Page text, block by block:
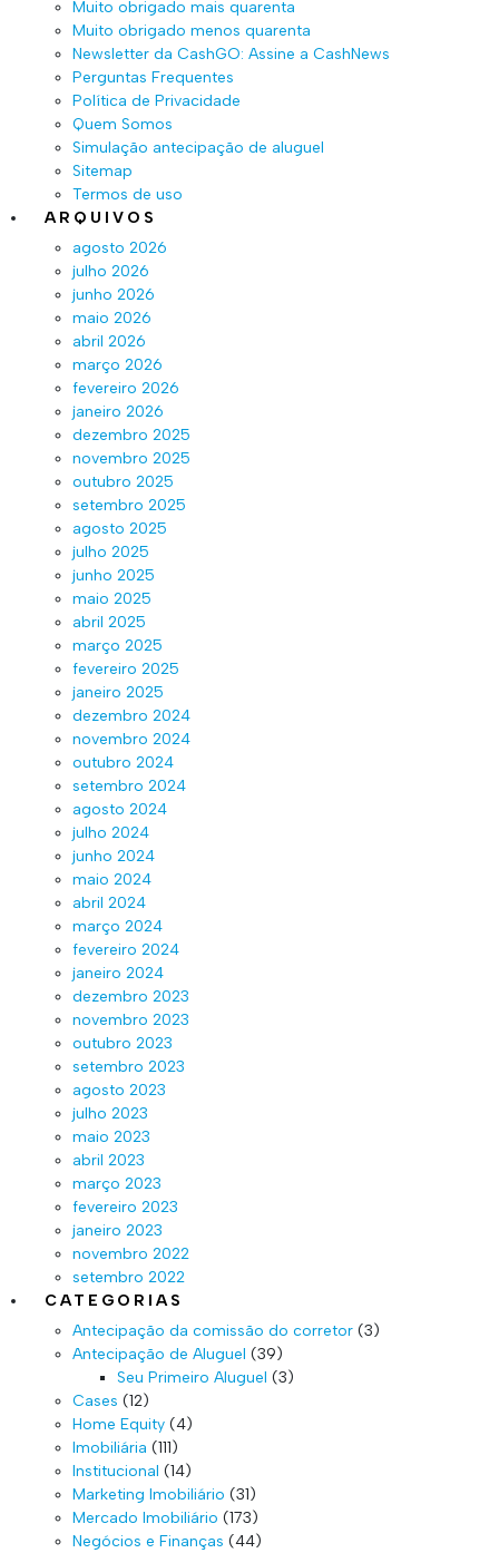
Muito obrigado mais quarenta
Muito obrigado menos quarenta
Newsletter da CashGO: Assine a CashNews
Perguntas Frequentes
Política de Privacidade
Quem Somos
Simulação antecipação de aluguel
Sitemap
Termos de uso
ARQUIVOS
agosto 2026
julho 2026
junho 2026
maio 2026
abril 2026
março 2026
fevereiro 2026
janeiro 2026
dezembro 2025
novembro 2025
outubro 2025
setembro 2025
agosto 2025
julho 2025
junho 2025
maio 2025
abril 2025
março 2025
fevereiro 2025
janeiro 2025
dezembro 2024
novembro 2024
outubro 2024
setembro 2024
agosto 2024
julho 2024
junho 2024
maio 2024
abril 2024
março 2024
fevereiro 2024
janeiro 2024
dezembro 2023
novembro 2023
outubro 2023
setembro 2023
agosto 2023
julho 2023
maio 2023
abril 2023
março 2023
fevereiro 2023
janeiro 2023
novembro 2022
setembro 2022
CATEGORIAS
Antecipação da comissão do corretor (3)
Antecipação de Aluguel (39)
Seu Primeiro Aluguel (3)
Cases (12)
Home Equity (4)
Imobiliária (111)
Institucional (14)
Marketing Imobiliário (31)
Mercado Imobiliário (173)
Negócios e Finanças (44)